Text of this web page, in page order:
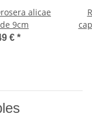
alicae
9cm
€ *